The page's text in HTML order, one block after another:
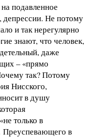
подавленное
депрессии. Не потому
и так нерегулярно
знают, что человек,
даже
– «прямо
так? Потому
Нисского,
в душу
только в
Преуспевающего в